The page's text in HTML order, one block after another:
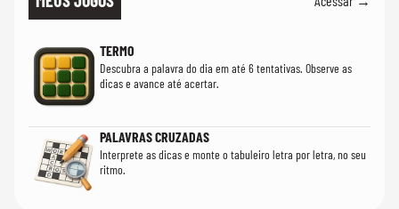
TERMO
Descubra a palavra do dia em até 6 tentativas. Observe as
dicas e avance até acertar.
PALAVRAS CRUZADAS
Interprete as dicas e monte o tabuleiro letra por letra, no seu
ritmo.